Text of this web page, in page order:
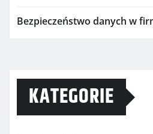
Bezpieczeństwo danych w
KATEGORIE